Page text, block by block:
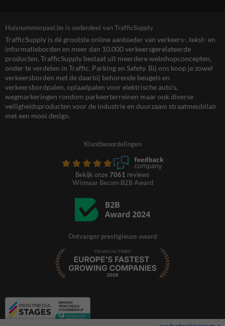
Huisnummerpaal.be is onderdeel van TrafficSupply
TrafficSupply is dé grootste online aanbieder van verkeers-, tekst- en
informatieborden en meer dan 10.000 verkeersgerelateerde
producten. TrafficSupply bestaat uit meerdere webshopconcepten,
onder te verdelen in Traffic, Parking en Safety. Bij ons koop je zowel
verkeersborden met de daarbij behorende beugels en
verkeersbordpalen, oplaadpalen voor elektrische auto’s,
wegmarkeringen rondom parkeerterreinen maar ook diverse
veiligheidsproducten voor de industrie en duurzaam straatmeubilair
met een mooi design.
Klantbeoordelingen
Bekijk onze 7061 reviews
Winnaar Becom B2B Award
Ontvanger prestigieuze award